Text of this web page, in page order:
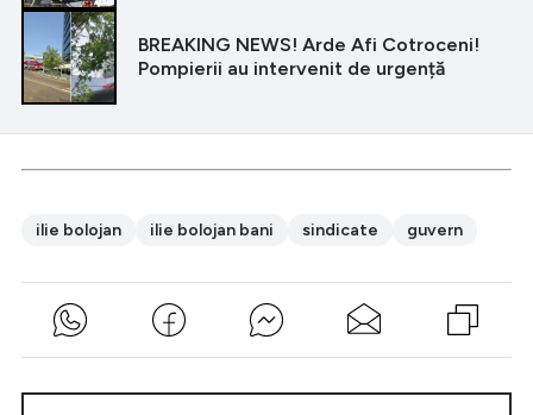
BREAKING NEWS! Arde Afi Cotroceni!
Pompierii au intervenit de urgență
ilie bolojan ilie bolojan bani sindicate guvern